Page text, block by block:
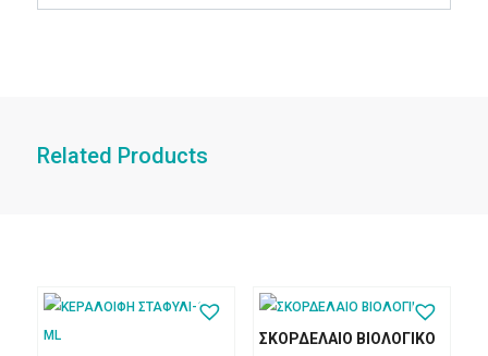
Related Products
ΣΚΟΡΔΕΛΑΙΟ ΒΙΟΛΟΓΙΚΟ